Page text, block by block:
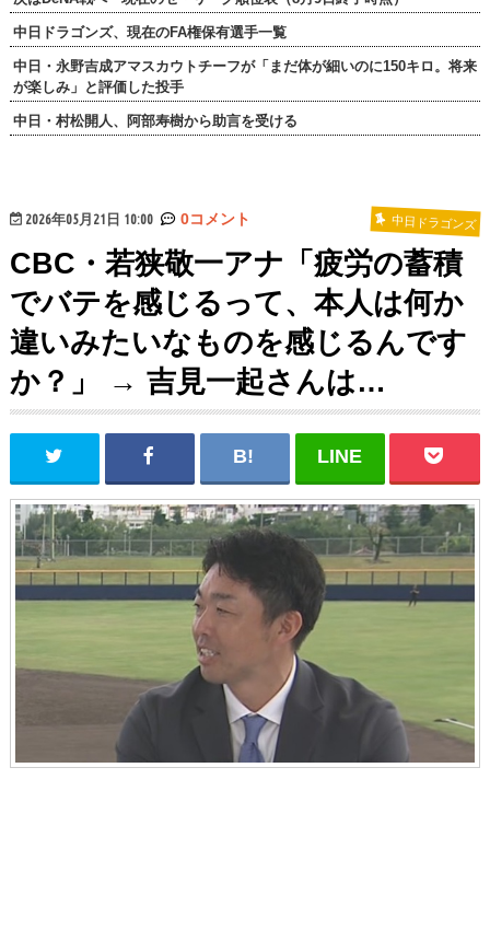
中日ドラゴンズ、現在のFA権保有選手一覧
中日・永野吉成アマスカウトチーフが「まだ体が細いのに150キロ。将来
が楽しみ」と評価した投手
中日・村松開人、阿部寿樹から助言を受ける
2026年05月21日 10:00 0コメント 中日ドラゴンズ
CBC・若狭敬一アナ「疲労の蓄積
でバテを感じるって、本人は何か
違いみたいなものを感じるんです
か？」 → 吉見一起さんは…